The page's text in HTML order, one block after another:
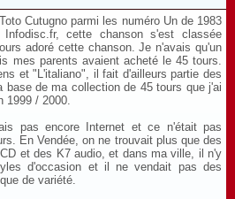
Cutugno parmi les numéro Un de 1983
cette chanson s'est classée
adoré cette chanson. Je n'avais qu'un
mes parents avaient acheté le 45 tours.
et "L'italiano", il fait d'ailleurs partie des
de ma collection de 45 tours que j'ai
1999 / 2000.
pas encore Internet et ce n'était pas
En Vendée, on ne trouvait plus que des
et des K7 audio, et dans ma ville, il n'y
d'occasion et il ne vendait pas des
de variété.